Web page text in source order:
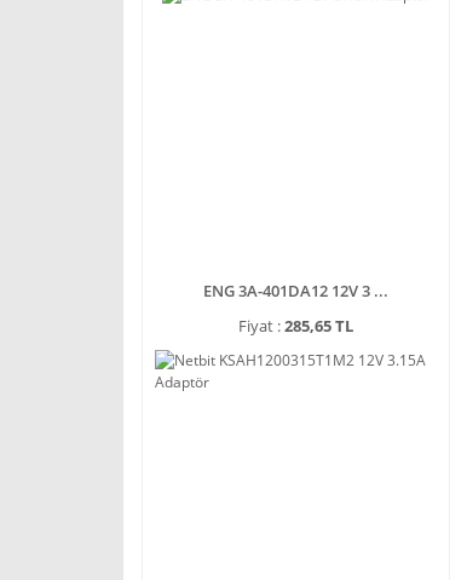
ENG 3A-401DA12 12V 3 ...
Fiyat :285,65 TL